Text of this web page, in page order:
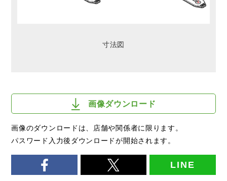
寸法図
画像ダウンロード
画像のダウンロードは、店舗や関係者に限ります。
パスワード入力後ダウンロードが開始されます。
LINE